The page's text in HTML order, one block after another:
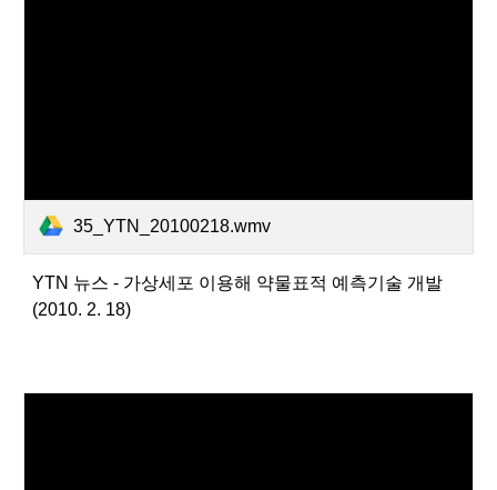
35_YTN_20100218.wmv
YTN 뉴스 - 가상세포 이용해 약물표적 예측기술 개발
(2010. 2. 18)